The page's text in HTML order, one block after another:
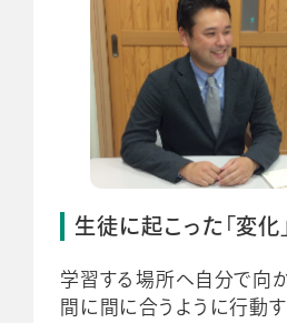
生徒に起こった「変化
学習する場所へ自分で向
間に間に合うように行動